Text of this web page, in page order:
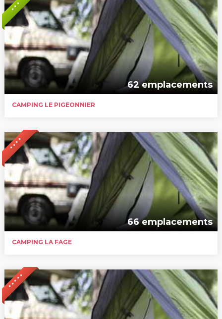
* * *
62 emplacements
CAMPING LE PIGEONNIER
* * * *
66 emplacements
CAMPING LA FAGE
* * * * *